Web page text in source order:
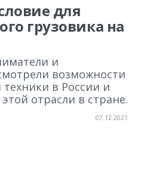
для
грузовика на
и
возможности
в России и
отрасли в стране.
07.12.2021